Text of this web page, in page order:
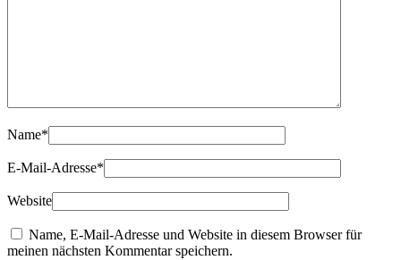
Name*
E-Mail-Adresse*
Website
Name, E-Mail-Adresse und Website in diesem Browser für
meinen nächsten Kommentar speichern.